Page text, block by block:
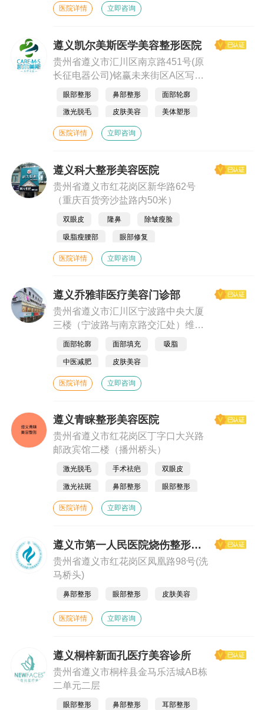
医院详情 立即咨询
遵义凯尔美斯医学美容整形医院
贵州省遵义市汇川区南京路451号(原
长征电器公司)铭赢未来街区A区写字
楼三楼)
眼部整形 鼻部整形 面部轮廓
激光脱毛 皮肤美容 美体塑形
胸部整形
医院详情 立即咨询
遵义科大整形美容医院
贵州省遵义市红花岗区新华路62号
（重庆百货旁沙盐路内50米）
双眼皮 隆鼻 除皱瘦脸
吸脂瘦腰部 眼部修复
医院详情 立即咨询
遵义乔雅菲医疗美容门诊部
贵州省遵义市汇川区宁波路中央大厦
三楼（宁波路与南京路交汇处）维也
纳春天对面.
面部轮廓 面部填充 吸脂
中医减肥 皮肤美容
医院详情 立即咨询
遵义青睐整形美容医院
贵州省遵义市红花岗区丁字口大兴路
邮政宾馆二楼（播州桥头）
激光脱毛 手术祛疤 双眼皮
激光祛斑 鼻部整形 眼部整形
医院详情 立即咨询
遵义市第一人民医院烧伤整形手显微外科
贵州省遵义市红花岗区凤凰路98号(洗
马桥头)
鼻部整形 眼部整形 皮肤美容
医院详情 立即咨询
遵义桐梓新面孔医疗美容诊所
贵州省遵义市桐梓县金马乐活城AB栋
二单元二层
眼部整形 鼻部整形 耳部整形